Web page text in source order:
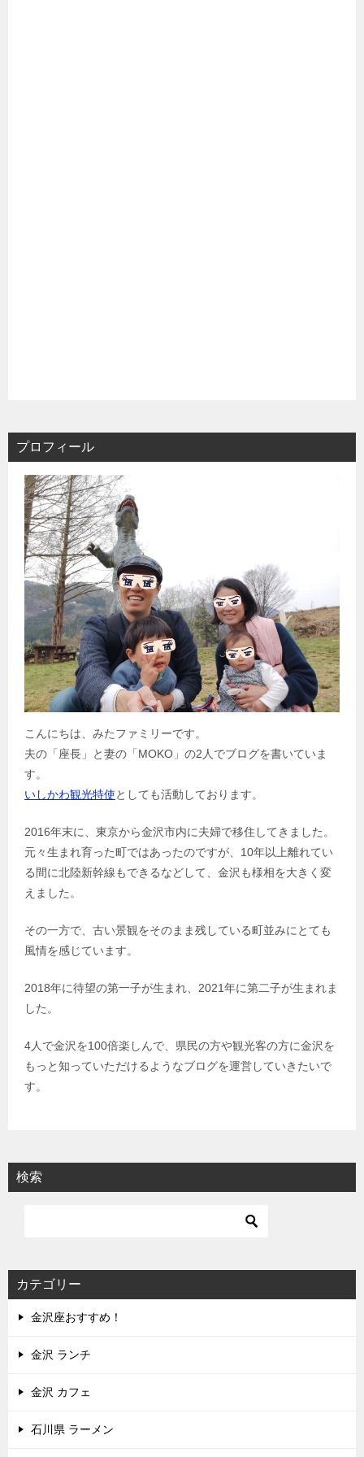
プロフィール
こんにちは、みたファミリーです。
夫の「座長」と妻の「MOKO」の2人でブログを書いていま
す。
いしかわ観光特使としても活動しております。
2016年末に、東京から金沢市内に夫婦で移住してきました。
元々生まれ育った町ではあったのですが、10年以上離れてい
る間に北陸新幹線もできるなどして、金沢も様相を大きく変
えました。
その一方で、古い景観をそのまま残している町並みにとても
風情を感じています。
2018年に待望の第一子が生まれ、2021年に第二子が生まれま
した。
4人で金沢を100倍楽しんで、県民の方や観光客の方に金沢を
もっと知っていただけるようなブログを運営していきたいで
す。
検索
カテゴリー
金沢座おすすめ！
金沢 ランチ
金沢 カフェ
石川県 ラーメン